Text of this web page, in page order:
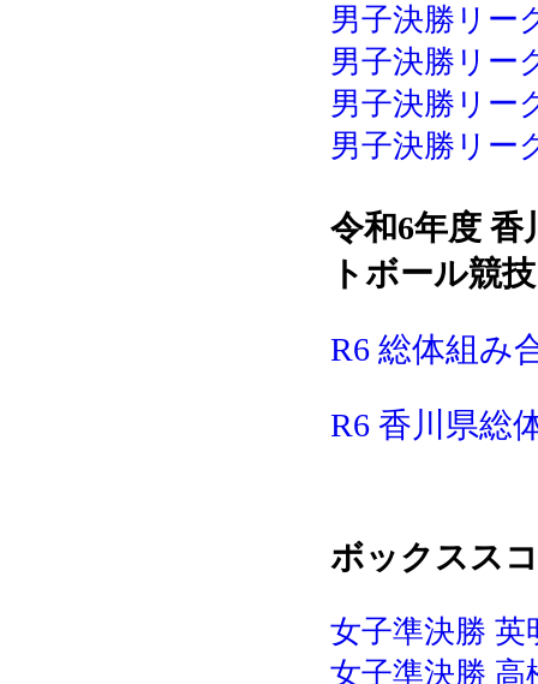
男子決勝リー
男子決勝リ
男子決勝リー
男子決勝リー
令和6年度
トボール競技
R6 総体組み
R6 香川県総
ボックスス
女子準決勝 英
女子準決勝 高